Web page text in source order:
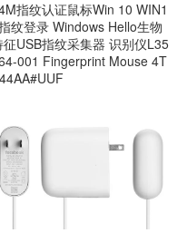
指纹认证鼠标Win 10 WIN1
纹登录 Windows Hello生物
征USB指纹采集器 识别仪L35
001 Fingerprint Mouse 4T